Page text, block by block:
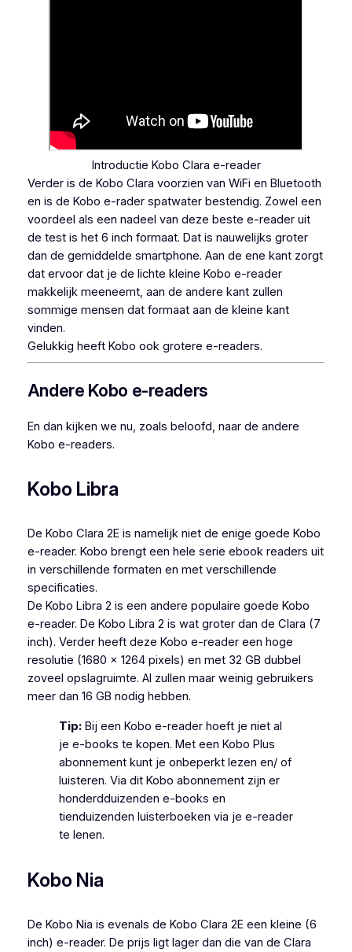
Introductie Kobo Clara e-reader
Verder is de Kobo Clara voorzien van WiFi en Bluetooth
en is de Kobo e-rader spatwater bestendig. Zowel een
voordeel als een nadeel van deze beste e-reader uit
de test is het 6 inch formaat. Dat is nauwelijks groter
dan de gemiddelde smartphone. Aan de ene kant zorgt
dat ervoor dat je de lichte kleine Kobo e-reader
makkelijk meeneemt, aan de andere kant zullen
sommige mensen dat formaat aan de kleine kant
vinden.
Gelukkig heeft Kobo ook grotere e-readers.
Andere Kobo e-readers
En dan kijken we nu, zoals beloofd, naar de andere
Kobo e-readers.
Kobo Libra
De Kobo Clara 2E is namelijk niet de enige goede Kobo
e-reader. Kobo brengt een hele serie ebook readers uit
in verschillende formaten en met verschillende
specificaties.
De Kobo Libra 2 is een andere populaire goede Kobo
e-reader. De Kobo Libra 2 is wat groter dan de Clara (7
inch). Verder heeft deze Kobo e-reader een hoge
resolutie (1680 x 1264 pixels) en met 32 GB dubbel
zoveel opslagruimte. Al zullen maar weinig gebruikers
meer dan 16 GB nodig hebben.
Tip:Bij een Kobo e-reader hoeft je niet al
je e-books te kopen. Met een Kobo Plus
abonnement kunt je onbeperkt lezen en/ of
luisteren. Via dit Kobo abonnement zijn er
honderdduizenden e-books en
tienduizenden luisterboeken via je e-reader
te lenen.
Kobo Nia
De Kobo Nia is evenals de Kobo Clara 2E een kleine (6
inch) e-reader. De prijs ligt lager dan die van de Clara